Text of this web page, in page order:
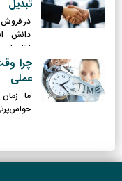
تبدیل
در فروش
دانش
بهترین
عملی
ما
و